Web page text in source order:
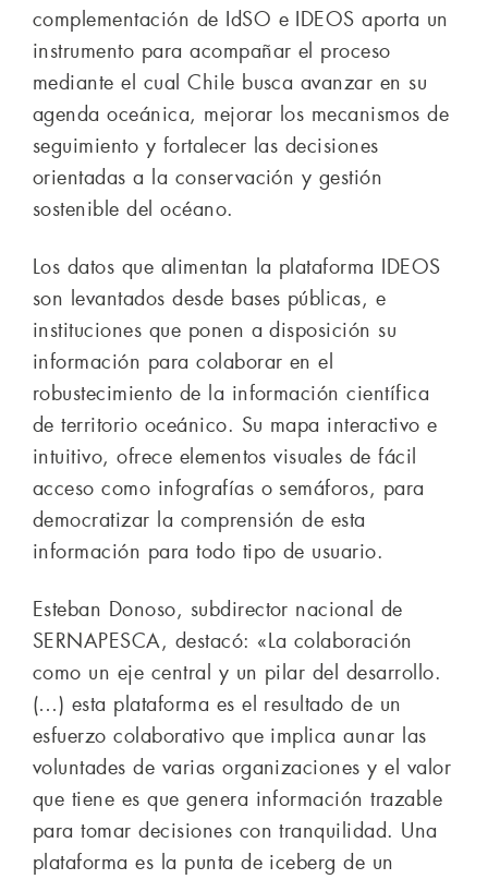
complementación de IdSO e IDEOS aporta un
instrumento para acompañar el proceso
mediante el cual Chile busca avanzar en su
agenda oceánica, mejorar los mecanismos de
seguimiento y fortalecer las decisiones
orientadas a la conservación y gestión
sostenible del océano.
Los datos que alimentan la plataforma IDEOS
son levantados desde bases públicas, e
instituciones que ponen a disposición su
información para colaborar en el
robustecimiento de la información científica
de territorio oceánico. Su mapa interactivo e
intuitivo, ofrece elementos visuales de fácil
acceso como infografías o semáforos, para
democratizar la comprensión de esta
información para todo tipo de usuario.
Esteban Donoso, subdirector nacional de
SERNAPESCA, destacó: «La colaboración
como un eje central y un pilar del desarrollo.
(…) esta plataforma es el resultado de un
esfuerzo colaborativo que implica aunar las
voluntades de varias organizaciones y el valor
que tiene es que genera información trazable
para tomar decisiones con tranquilidad. Una
plataforma es la punta de iceberg de un